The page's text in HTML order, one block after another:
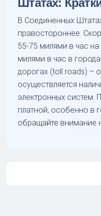
В Соединенных
правостороннее.
55-75 милями в час на
милями в час в
дорогах (toll roads) –
осуществляется
электронных систем.
платной, особенно в
обращайте внимание